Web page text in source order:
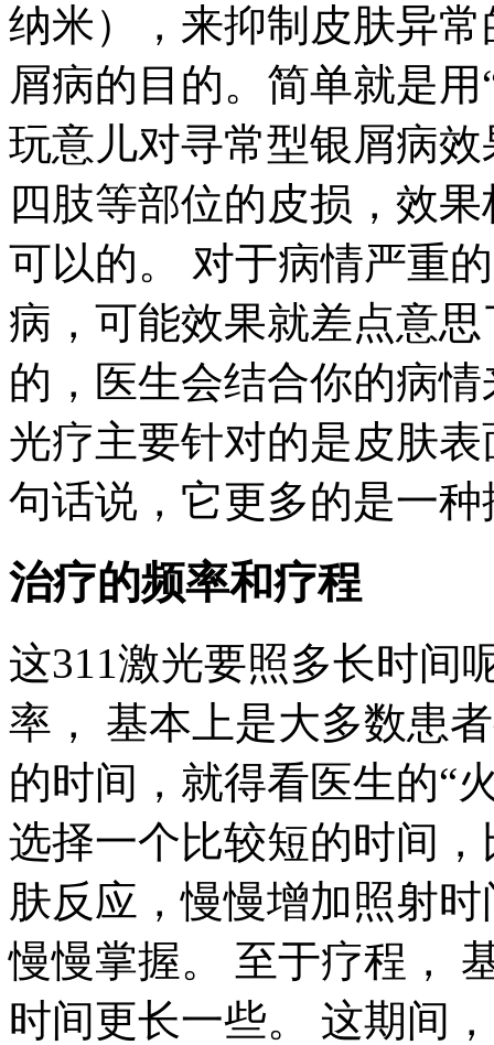
纳米），来抑制皮肤异
屑病的目的。简单就是
玩意儿对寻常型银屑病
四肢等部位的皮损，效
可以的。 对于病情严重
病，可能效果就差点意
的，医生会结合你的病
光疗主要针对的是皮肤
句话说，它更多的是一
治疗的频率和疗程
这311激光要照多长时间
率， 基本上是大多数患
的时间，就得看医生的“
选择一个比较短的时间
肤反应，慢慢增加照射
慢慢掌握。 至于疗程，
时间更长一些。 这期间